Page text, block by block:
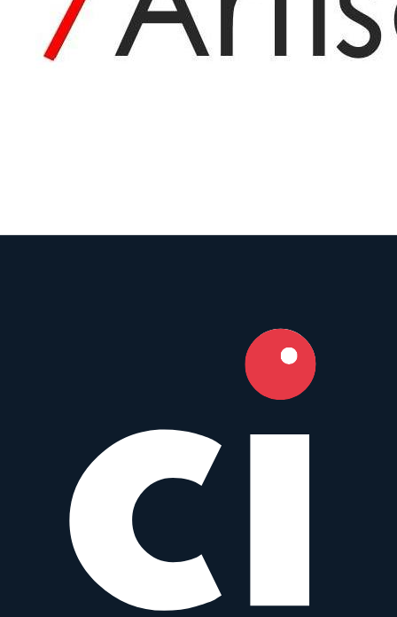
vergleichen
55 mm f/1.4 AF
Meike
1.4
Sony E, Nikon Z
zum Objektiv
vergleichen